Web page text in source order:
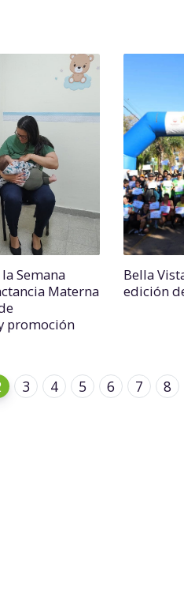
Semana
Materna
promoción
Bella
edición
3 4 5 6 7 8